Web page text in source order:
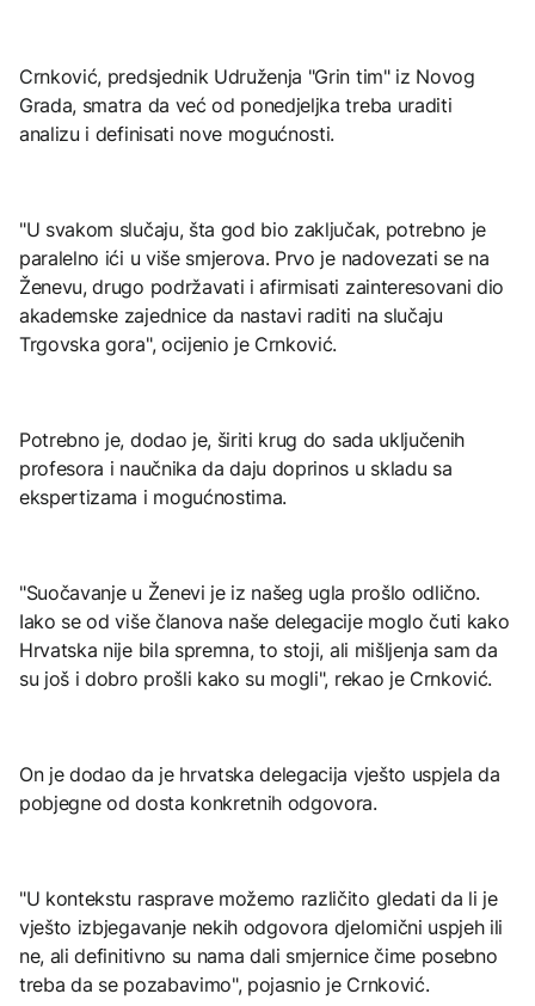
Crnković, predsjednik Udruženja "Grin tim" iz Novog
Grada, smatra da već od ponedjeljka treba uraditi
analizu i definisati nove mogućnosti.
"U svakom slučaju, šta god bio zaključak, potrebno je
paralelno ići u više smjerova. Prvo je nadovezati se na
Ženevu, drugo podržavati i afirmisati zainteresovani dio
akademske zajednice da nastavi raditi na slučaju
Trgovska gora", ocijenio je Crnković.
Potrebno je, dodao je, širiti krug do sada uključenih
profesora i naučnika da daju doprinos u skladu sa
ekspertizama i mogućnostima.
"Suočavanje u Ženevi je iz našeg ugla prošlo odlično.
Iako se od više članova naše delegacije moglo čuti kako
Hrvatska nije bila spremna, to stoji, ali mišljenja sam da
su još i dobro prošli kako su mogli", rekao je Crnković.
On je dodao da je hrvatska delegacija vješto uspjela da
pobjegne od dosta konkretnih odgovora.
"U kontekstu rasprave možemo različito gledati da li je
vješto izbjegavanje nekih odgovora djelomični uspjeh ili
ne, ali definitivno su nama dali smjernice čime posebno
treba da se pozabavimo", pojasnio je Crnković.